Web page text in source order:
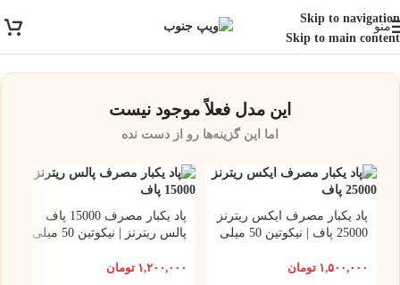
Skip to navigation
Skip to main content
پست و تیپاکس
منو
این مدل فعلاً موجود نیست
اما این گزینه‌ها رو از دست نده
پاد یکبار مصرف ایکس ریترنز
25000 پاف | نیکوتین 50 میلی
۱,۵۰۰,۰۰۰ تومان
پاد یکبار مصرف 15000 پاف
پالس ریترنز | نیکوتین 50 میلی
۱,۲۰۰,۰۰۰ تومان